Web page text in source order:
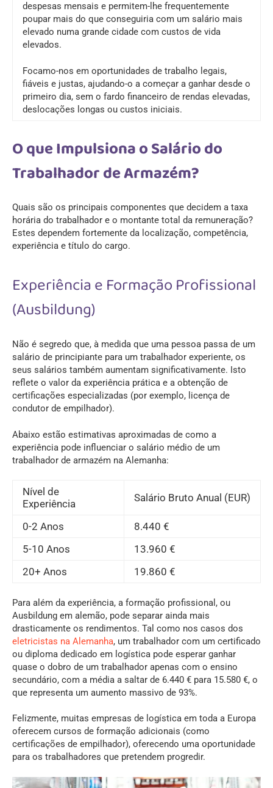
despesas mensais e permitem-lhe frequentemente
poupar mais do que conseguiria com um salário mais
elevado numa grande cidade com custos de vida
elevados.
Focamo-nos em oportunidades de trabalho legais,
fiáveis e justas, ajudando-o a começar a ganhar desde o
primeiro dia, sem o fardo financeiro de rendas elevadas,
deslocações longas ou custos iniciais.
O que Impulsiona o Salário do
Trabalhador de Armazém?
Quais são os principais componentes que decidem a taxa
horária do trabalhador e o montante total da remuneração?
Estes dependem fortemente da localização, competência,
experiência e título do cargo.
Experiência e Formação Profissional
(Ausbildung)
Não é segredo que, à medida que uma pessoa passa de um
salário de principiante para um trabalhador experiente, os
seus salários também aumentam significativamente. Isto
reflete o valor da experiência prática e a obtenção de
certificações especializadas (por exemplo, licença de
condutor de empilhador).
Abaixo estão estimativas aproximadas de como a
experiência pode influenciar o salário médio de um
trabalhador de armazém na Alemanha:
Nível de
Experiência
Salário Bruto Anual (EUR)
0-2 Anos
8.440 €
5-10 Anos
13.960 €
20+ Anos
19.860 €
Para além da experiência, a formação profissional, ou
Ausbildung em alemão, pode separar ainda mais
drasticamente os rendimentos. Tal como nos casos dos
eletricistas na Alemanha, um trabalhador com um certificado
ou diploma dedicado em logística pode esperar ganhar
quase o dobro de um trabalhador apenas com o ensino
secundário, com a média a saltar de 6.440 € para 15.580 €, o
que representa um aumento massivo de 93%.
Felizmente, muitas empresas de logística em toda a Europa
oferecem cursos de formação adicionais (como
certificações de empilhador), oferecendo uma oportunidade
para os trabalhadores que pretendem progredir.